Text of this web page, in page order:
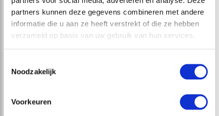
partners kunnen deze gegevens combineren met andere
informatie die u aan ze heeft verstrekt of die ze hebben
verzameld op basis van uw gebruik van hun services.
Noodzakelijk
Voorkeuren
Bent u geïnspireerd?
Maak een afspraak en we helpen u graag
verder